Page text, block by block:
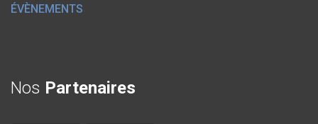
ÉVÈNEMENTS
Nos Partenaires